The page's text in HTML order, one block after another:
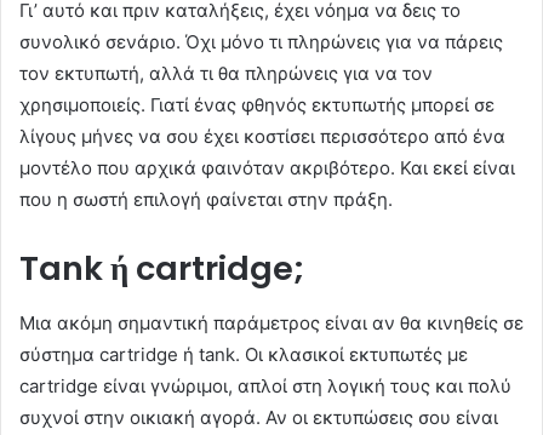
Γι’ αυτό και πριν καταλήξεις, έχει νόημα να δεις το
συνολικό σενάριο. Όχι μόνο τι πληρώνεις για να πάρεις
τον εκτυπωτή, αλλά τι θα πληρώνεις για να τον
χρησιμοποιείς. Γιατί ένας φθηνός εκτυπωτής μπορεί σε
λίγους μήνες να σου έχει κοστίσει περισσότερο από ένα
μοντέλο που αρχικά φαινόταν ακριβότερο. Και εκεί είναι
που η σωστή επιλογή φαίνεται στην πράξη.
Tank ή cartridge;
Μια ακόμη σημαντική παράμετρος είναι αν θα κινηθείς σε
σύστημα cartridge ή tank. Οι κλασικοί εκτυπωτές με
cartridge είναι γνώριμοι, απλοί στη λογική τους και πολύ
συχνοί στην οικιακή αγορά. Αν οι εκτυπώσεις σου είναι